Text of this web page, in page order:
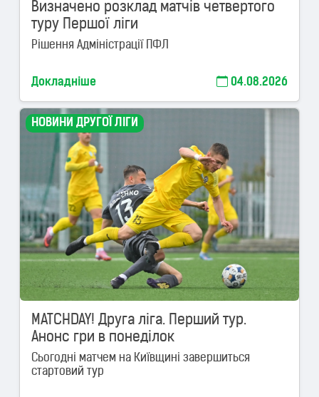
Визначено розклад матчів четвертого
туру Першої ліги
Рішення Адміністрації ПФЛ
Докладніше 04.08.2026
НОВИНИ ДРУГОЇ ЛІГИ
MATCHDAY! Друга ліга. Перший тур.
Анонс гри в понеділок
Сьогодні матчем на Київщині завершиться
стартовий тур